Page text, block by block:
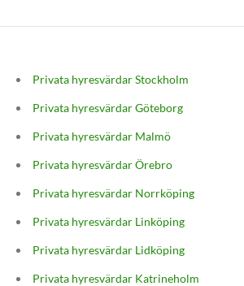
Privata hyresvärdar Stockholm
Privata hyresvärdar Göteborg
Privata hyresvärdar Malmö
Privata hyresvärdar Örebro
Privata hyresvärdar Norrköping
Privata hyresvärdar Linköping
Privata hyresvärdar Lidköping
Privata hyresvärdar Katrineholm